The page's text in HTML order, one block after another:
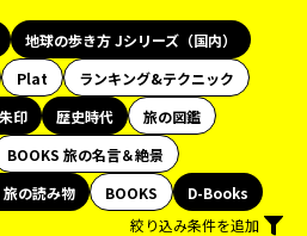
地球の歩き方 Jシリーズ（国内）
Plat
ランキング&テクニック
印 歴史時代
旅の図鑑
BOOKS 旅の名言＆絶景
の読み物 BOOKS
D-Books
絞り込み条件を追加